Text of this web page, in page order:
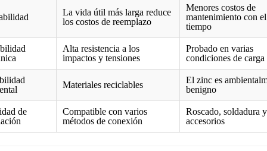
La vida útil más larga reduce
los costos de reemplazo
Menores costos de
mantenimiento con el
tiempo
Alta resistencia a los
impactos y tensiones
Probado en varias
condiciones de carga
Materiales reciclables
El zinc es
benigno
de
Compatible con varios
métodos de conexión
Roscado, soldadura y
accesorios